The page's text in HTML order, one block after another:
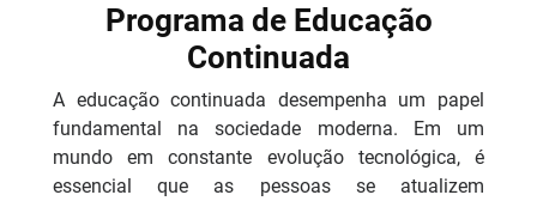
Programa de Educação
Continuada
A educação continuada desempenha um papel
fundamental na sociedade moderna. Em um
mundo em constante evolução tecnológica, é
essencial que as pessoas se atualizem